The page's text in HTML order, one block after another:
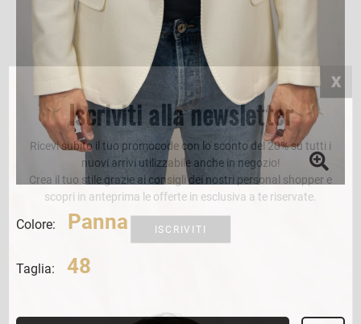
Colore: Panna
Taglia: 48
Iscriviti alla newsletter
Ricevi subito il tuo promocode con lo sconto del 20% su tutti i
nuovi arrivi utilizzabile anche in negozio!
Crea il tuo stile grazie ai consigli dei nostri personal shopper e
scopri in anteprima le offerte in esclusiva a te riservate.
ISCRIVITI